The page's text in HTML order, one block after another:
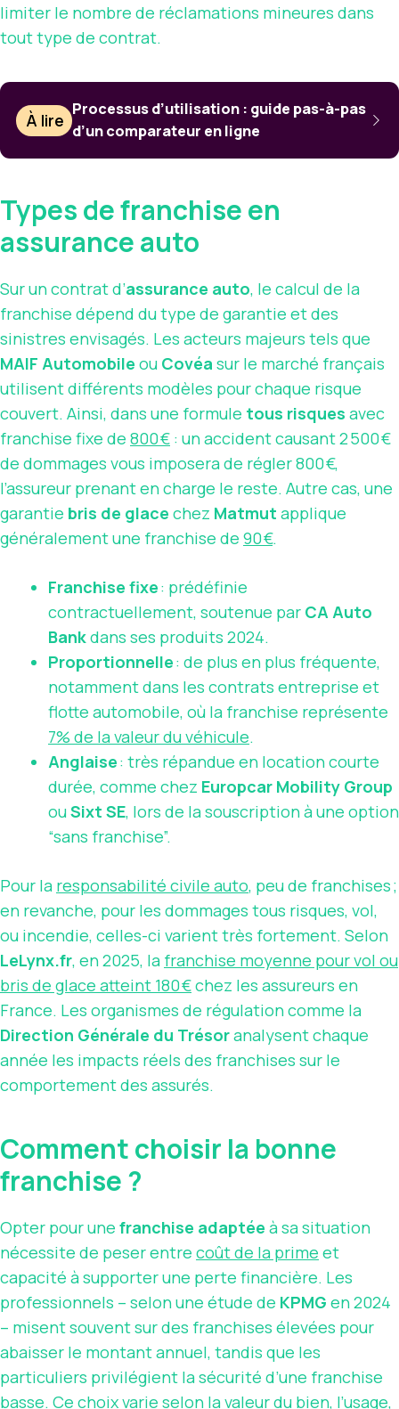
limiter le nombre de réclamations mineures dans
tout type de contrat.
À lire
Processus d’utilisation : guide pas-à-pas
d’un comparateur en ligne
Types de franchise en
assurance auto
Sur un contrat d’assurance auto, le calcul de la
franchise dépend du type de garantie et des
sinistres envisagés. Les acteurs majeurs tels que
MAIF Automobile ou Covéa sur le marché français
utilisent différents modèles pour chaque risque
couvert. Ainsi, dans une formule tous risques avec
franchise fixe de 800 € : un accident causant 2 500 €
de dommages vous imposera de régler 800 €,
l’assureur prenant en charge le reste. Autre cas, une
garantie bris de glace chez Matmut applique
généralement une franchise de 90 €.
Franchise fixe: prédéfinie
contractuellement, soutenue par CA Auto
Bankdans ses produits 2024.
Proportionnelle: de plus en plus fréquente,
notamment dans les contrats entreprise et
flotte automobile, où la franchise représente
7% de la valeur du véhicule.
Anglaise: très répandue en location courte
durée, comme chez Europcar Mobility Group
ouSixt SE, lors de la souscription à une option
“sans franchise”.
Pour la responsabilité civile auto, peu de franchises ;
en revanche, pour les dommages tous risques, vol,
ou incendie, celles-ci varient très fortement. Selon
LeLynx.fr, en 2025, la franchise moyenne pour vol ou
bris de glace atteint 180 €chez les assureurs en
France. Les organismes de régulation comme la
Direction Générale du Trésoranalysent chaque
année les impacts réels des franchises sur le
comportement des assurés.
Comment choisir la bonne
franchise ?
Opter pour une franchise adaptée à sa situation
nécessite de peser entre coût de la prime et
capacité à supporter une perte financière. Les
professionnels – selon une étude de KPMG en 2024
– misent souvent sur des franchises élevées pour
abaisser le montant annuel, tandis que les
particuliers privilégient la sécurité d’une franchise
basse. Ce choix varie selon la valeur du bien, l’usage,